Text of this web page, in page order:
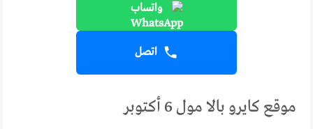
واتساب
اتصل
موقع كايرو بالا مول 6 أكتوبر